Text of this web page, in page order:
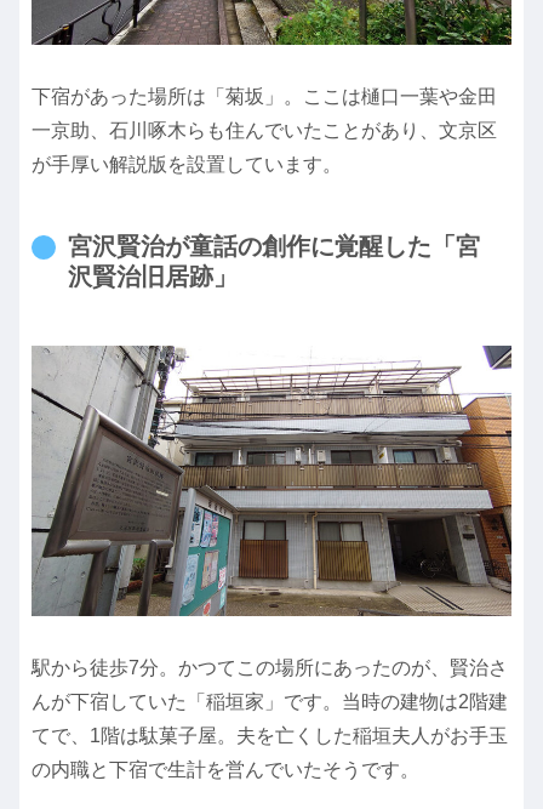
下宿があった場所は「菊坂」。ここは樋口一葉や金田
一京助、石川啄木らも住んでいたことがあり、文京区
が手厚い解説版を設置しています。
宮沢賢治が童話の創作に覚醒した「宮
沢賢治旧居跡」
駅から徒歩7分。かつてこの場所にあったのが、賢治さ
んが下宿していた「稲垣家」です。当時の建物は2階建
てで、1階は駄菓子屋。夫を亡くした稲垣夫人がお手玉
の内職と下宿で生計を営んでいたそうです。